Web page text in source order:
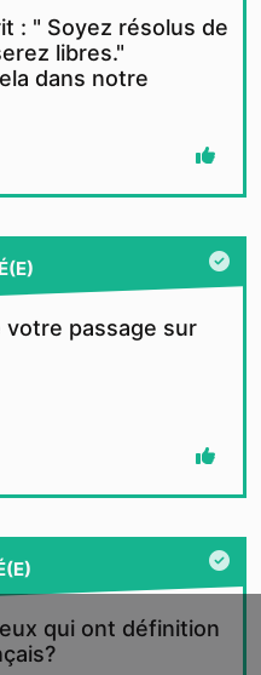
: " Soyez résolus de
libres."
dans notre
passage sur
qui ont définition